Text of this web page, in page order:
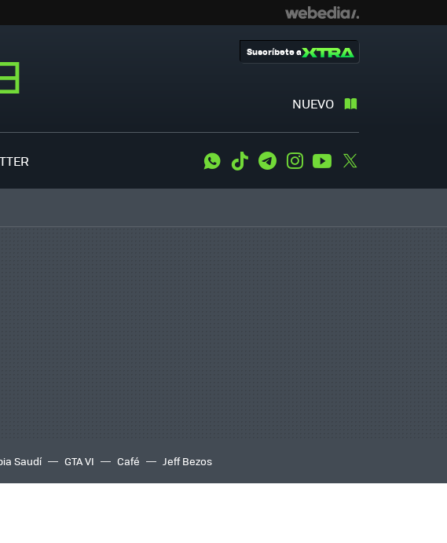
NUEVO
Suscríbete a
WhatsApp
Tiktok TelegramInstagramYoutube
Saudí GTA VI Café Jeff Bezos